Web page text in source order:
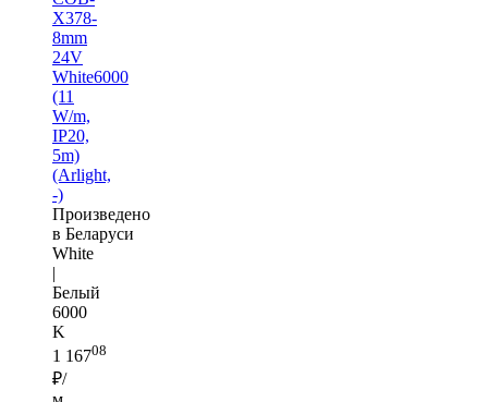
X378-
8mm
24V
White6000
(11
W/m,
IP20,
5m)
(Arlight,
-)
Произведено
в Беларуси
White
|
Белый
6000
K
1 16708
₽/